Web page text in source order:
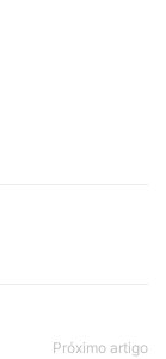
Próximo artigo